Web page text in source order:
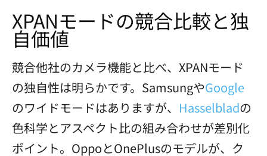
XPANモードの競合比較と独
自価値
競合他社のカメラ機能と比べ、XPANモード
の独自性は明らかです。SamsungやGoogle
のワイドモードはありますが、 Hasselbladの
色科学とアスペクト比の組み合わせが差別化
ポイント。OppoとOnePlusのモデルが、ク